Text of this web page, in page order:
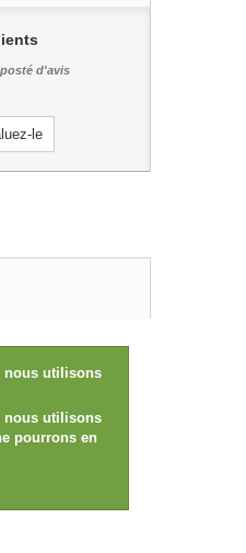
d'avis
le
nous utilisons
nous utilisons
pourrons en